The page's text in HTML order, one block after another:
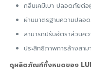
กลิ่นเคมีเบา ปลอดภัยต่อ
ผ่านมาตรฐานความปลอ
สามารถปรับอัตราส่วนค
ประสิทธิภาพการล้างสา
ดูผลิตภัณฑ์ทั้งหมดของ